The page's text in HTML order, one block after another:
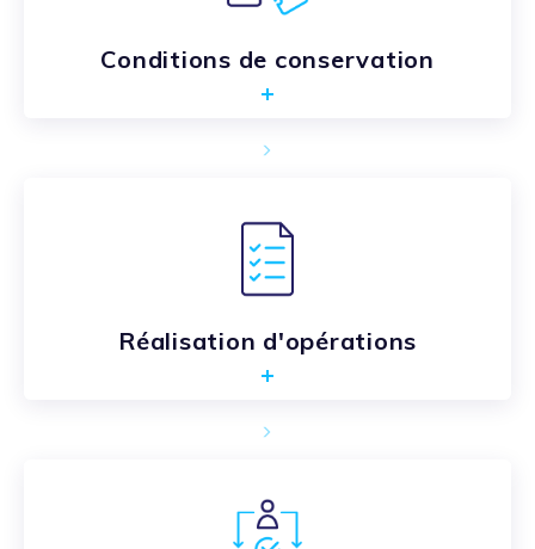
Conditions de conservation
Réalisation d'opérations